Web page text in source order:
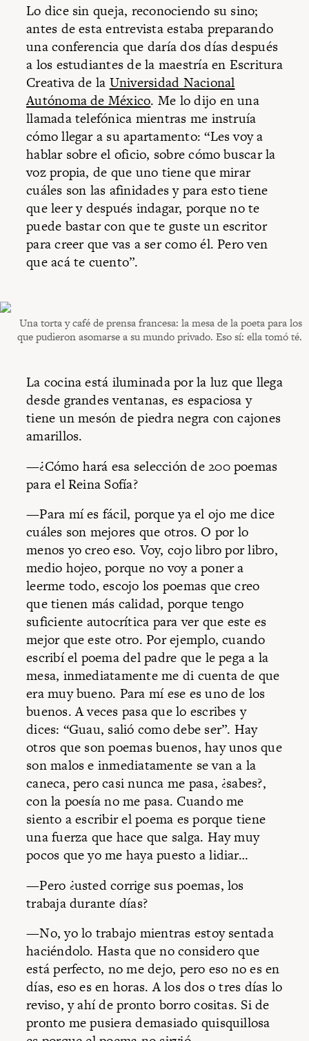
Lo dice sin queja, reconociendo su sino;
antes de esta entrevista estaba preparando
una conferencia que daría dos días después
a los estudiantes de la maestría en Escritura
Creativa de la Universidad Nacional
Autónoma de México. Me lo dijo en una
llamada telefónica mientras me instruía
cómo llegar a su apartamento: “Les voy a
hablar sobre el oficio, sobre cómo buscar la
voz propia, de que uno tiene que mirar
cuáles son las afinidades y para esto tiene
que leer y después indagar, porque no te
puede bastar con que te guste un escritor
para creer que vas a ser como él. Pero ven
que acá te cuento”.
Una torta y café de prensa francesa: la mesa de la poeta para los
que pudieron asomarse a su mundo privado. Eso sí: ella tomó té.
La cocina está iluminada por la luz que llega
desde grandes ventanas, es espaciosa y
tiene un mesón de piedra negra con cajones
amarillos.
—¿Cómo hará esa selección de 200 poemas
para el Reina Sofía?
—Para mí es fácil, porque ya el ojo me dice
cuáles son mejores que otros. O por lo
menos yo creo eso. Voy, cojo libro por libro,
medio hojeo, porque no voy a poner a
leerme todo, escojo los poemas que creo
que tienen más calidad, porque tengo
suficiente autocrítica para ver que este es
mejor que este otro. Por ejemplo, cuando
escribí el poema del padre que le pega a la
mesa, inmediatamente me di cuenta de que
era muy bueno. Para mí ese es uno de los
buenos. A veces pasa que lo escribes y
dices: “Guau, salió como debe ser”. Hay
otros que son poemas buenos, hay unos que
son malos e inmediatamente se van a la
caneca, pero casi nunca me pasa, ¿sabes?,
con la poesía no me pasa. Cuando me
siento a escribir el poema es porque tiene
una fuerza que hace que salga. Hay muy
pocos que yo me haya puesto a lidiar…
—Pero ¿usted corrige sus poemas, los
trabaja durante días?
—No, yo lo trabajo mientras estoy sentada
haciéndolo. Hasta que no considero que
está perfecto, no me dejo, pero eso no es en
días, eso es en horas. A los dos o tres días lo
reviso, y ahí de pronto borro cositas. Si de
pronto me pusiera demasiado quisquillosa